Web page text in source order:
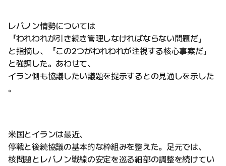
レバノン情勢については
「われわれが引き続き管理しなければならない問題だ」
と指摘し、「この2つがわれわれが注視する核心事案だ」
と強調した。あわせて、
イラン側も協議したい議題を提示するとの見通しを示した
。
米国とイランは最近、
停戦と後続協議の基本的な枠組みを整えた。足元では、
核問題とレバノン戦線の安定を巡る細部の調整を続けてい